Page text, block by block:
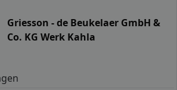
Griesson - de Beukelaer GmbH &
Co. KG Werk Kahla